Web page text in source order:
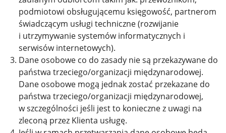
podmiotowi obsługującemu księgowość, partnerom
świadczącym usługi techniczne (rozwijanie
i utrzymywanie systemów informatycznych i
serwisów internetowych).
Dane osobowe co do zasady nie są przekazywane do
państwa trzeciego/organizacji międzynarodowej.
Dane osobowe mogą jednak zostać przekazane do
państwa trzeciego/organizacji międzynarodowej,
w szczególności jeśli jest to konieczne z uwagi na
zleconą przez Klienta usługę.